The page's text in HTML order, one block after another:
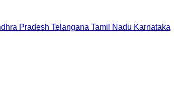
Pradesh Telangana Tamil Nadu Karnataka